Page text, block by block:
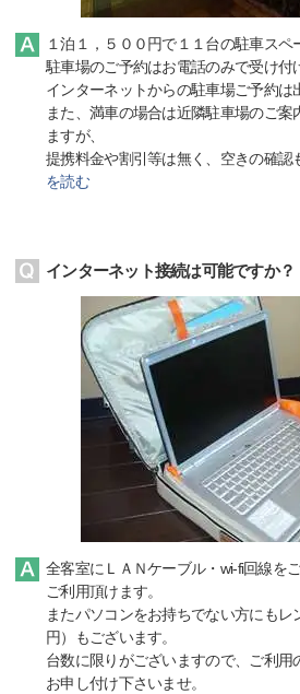
１泊１，５００円で１１台の駐車スペ
駐車場のご予約はお電話のみで受け付
インターネットからの駐車場ご予約は
また、満車の場合は近隣駐車場のご案
ますが、
提携料金や割引等は無く、空きの確認
を読む
インターネット接続は可能ですか？
全客室にＬＡＮケーブル・wi-fi回線を
ご利用頂けます。
またパソコンをお持ちでない方にもレ
円）もございます。
台数に限りがございますので、ご利用
お申し付け下さいませ。